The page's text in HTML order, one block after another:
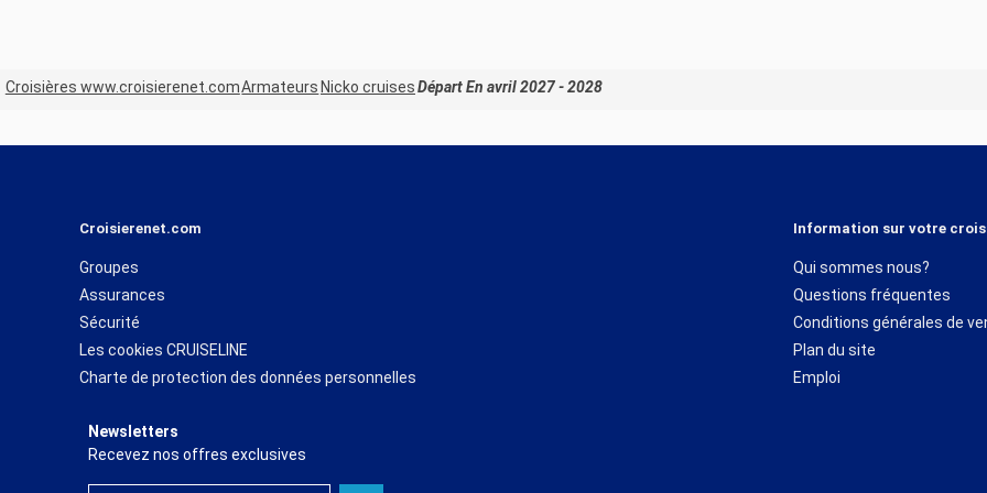
Croisières www.croisierenet.comArmateurs Nicko cruisesDépart En avril 2027 - 2028
Croisierenet.com
Groupes
Assurances
Sécurité
Les cookies CRUISELINE
Charte de protection des données personnelles
Information sur votre
Qui sommes nous?
Questions fréquentes
Conditions générales de
Plan du site
Emploi
Newsletters
Recevez nos offres exclusives